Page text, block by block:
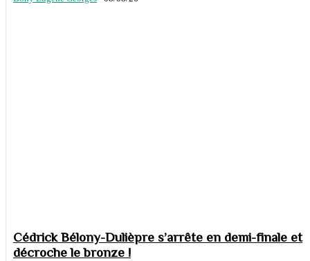
Cédrick Bélony-Dulièpre s’arrête en demi-finale et
décroche le bronze !